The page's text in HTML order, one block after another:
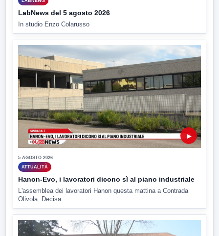
LabNews del 5 agosto 2026
In studio Enzo Colarusso
▶
5 AGOSTO 2026
ATTUALITÀ
Hanon-Evo, i lavoratori dicono sì al piano industriale
L'assemblea dei lavoratori Hanon questa mattina a Contrada
Olivola. Decisa...